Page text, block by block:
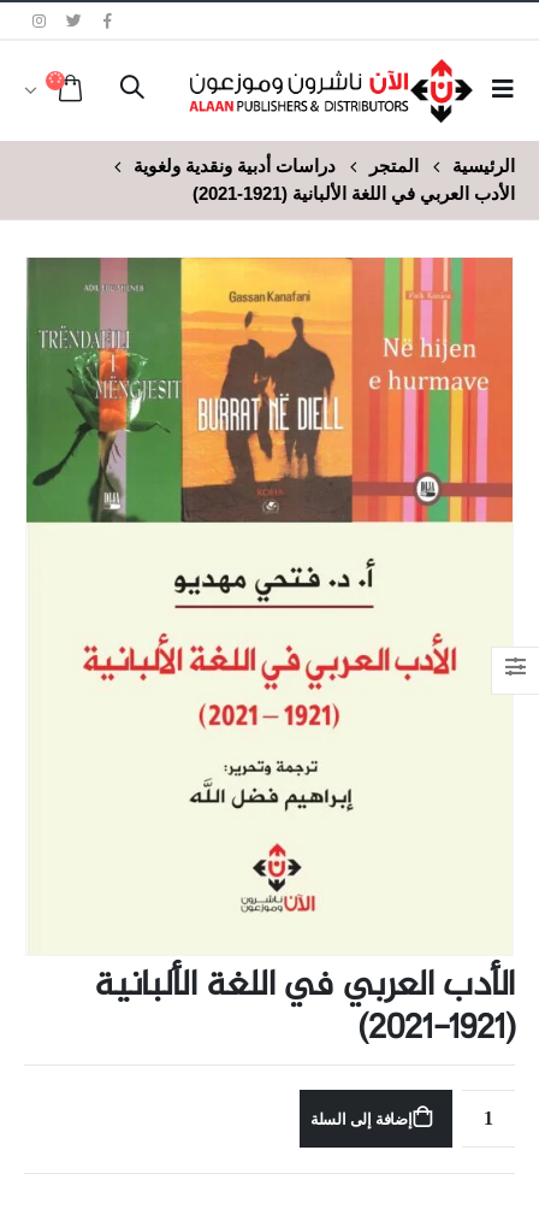
الرئيسية المتجر
دراسات أدبية ونقدية ولغوية
الأدب العربي في اللغة الألبانية (1921-2021)
الأدب العربي في اللغة الألبانية
(1921-2021)
إضافة إلى السلة